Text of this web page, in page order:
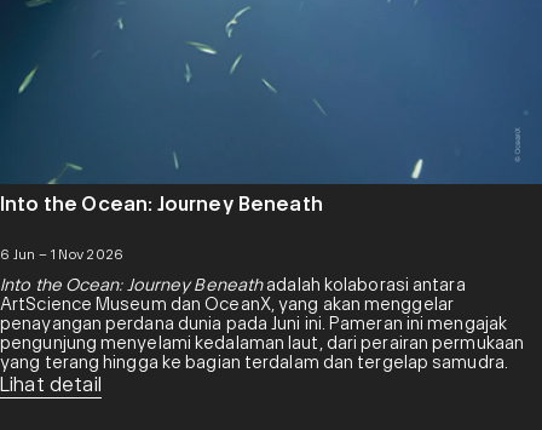
Into the Ocean: Journey Beneath
6 Jun – 1 Nov 2026
Into the Ocean: Journey Beneathadalah kolaborasi antara
ArtScience Museum dan OceanX, yang akan menggelar
penayangan perdana dunia pada Juni ini. Pameran ini mengajak
pengunjung menyelami kedalaman laut, dari perairan permukaan
yang terang hingga ke bagian terdalam dan tergelap samudra.
Lihat detail